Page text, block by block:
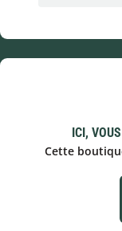
ICI,
Cette